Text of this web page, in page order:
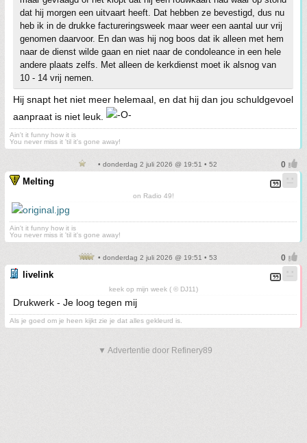
dat hij morgen een uitvaart heeft. Dat hebben ze bevestigd, dus nu
heb ik in de drukke factureringsweek maar weer een aantal uur vrij
genomen daarvoor. En dan was hij nog boos dat ik alleen met hem
naar de dienst wilde gaan en niet naar de condoleance in een hele
andere plaats zelfs. Met alleen de kerkdienst moet ik alsnog van
10 - 14 vrij nemen.
Hij snapt het niet meer helemaal, en dat hij dan jou schuldgevoel
aanpraat is niet leuk.
Ain't it funny how it is
You never miss it 'til it's gone away!
• donderdag 2 juli 2026 @ 19:51 • 52
Melting
on Radio 49!
Ain't it funny how it is
You never miss it 'til it's gone away!
• donderdag 2 juli 2026 @ 19:51 • 53
livelink
keek op mijn week ( © DJ11)
Drukwerk - Je loog tegen mij
Als je goed om je heen kijkt zie je dat alles gekleurd is.
▼ Advertentie door Refinery89